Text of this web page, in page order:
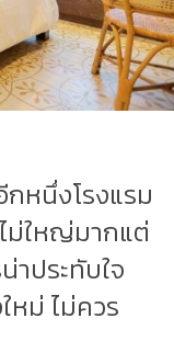
กหนึ่งโรงแรม
ม่ใหญ่มากแต่
าประทับใจ
หม่ ไม่ควร